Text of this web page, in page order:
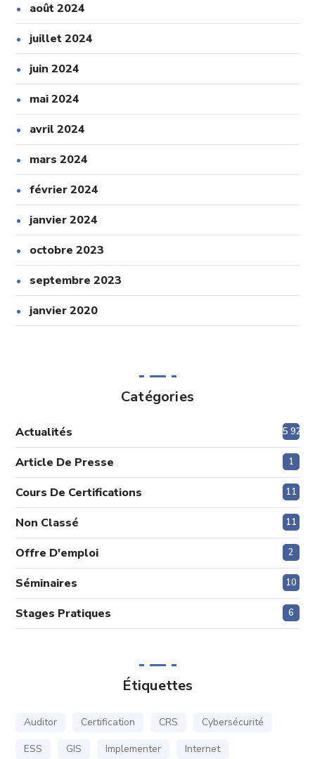
août 2024
juillet 2024
juin 2024
mai 2024
avril 2024
mars 2024
février 2024
janvier 2024
octobre 2023
septembre 2023
janvier 2020
Catégories
Actualités 5 920
Article De Presse 1
Cours De Certifications 11
Non Classé 11
Offre D'emploi 2
Séminaires 10
Stages Pratiques 6
Étiquettes
Auditor Certification CRS
Cybersécurité
ESS
GIS Implementer
Internet